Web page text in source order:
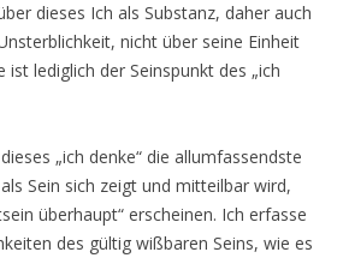
dieses Ich als Substanz, daher auch
nicht über seine Einheit
ist lediglich der Seinspunkt des „ich
„ich denke“ die allumfassendste
Sein sich zeigt und mitteilbar wird,
überhaupt“ erscheinen. Ich erfasse
des gültig wißbaren Seins, wie es